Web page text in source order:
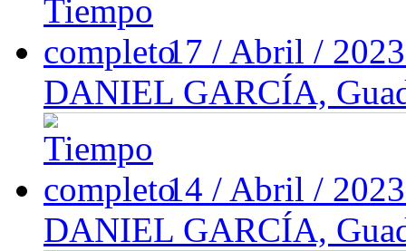
17 / Abril /
DANIEL GARCÍA,
14 / Abril /
DANIEL GARCÍA,